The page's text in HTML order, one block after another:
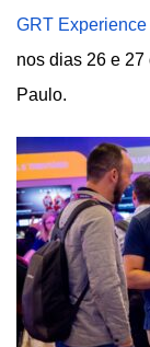
GRT
nos dias 26 e
Paulo.